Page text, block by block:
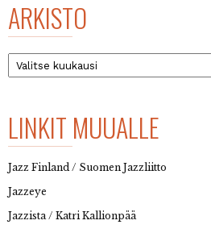
ARKISTO
Arkisto
LINKIT MUUALLE
Jazz Finland / Suomen Jazzliitto
Jazzeye
Jazzista / Katri Kallionpää